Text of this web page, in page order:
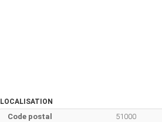
LOCALISATION
Code postal
51000